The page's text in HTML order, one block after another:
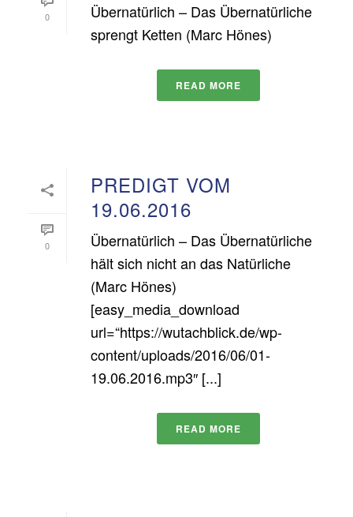
0
Übernatürlich – Das Übernatürliche
sprengt Ketten (Marc Hönes)
READ MORE
0
PREDIGT VOM
19.06.2016
Übernatürlich – Das Übernatürliche
hält sich nicht an das Natürliche
(Marc Hönes)
[easy_media_download
url=“https://wutachblick.de/wp-
content/uploads/2016/06/01-
19.06.2016.mp3″ [...]
READ MORE